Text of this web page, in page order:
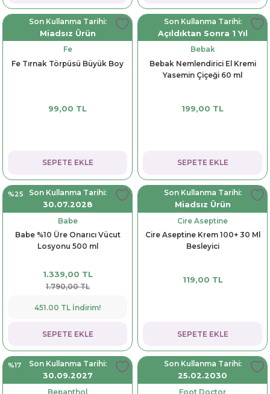
Son Kullanma Tarihi:
Miadsız Ürün
Fe
Fe Tırnak Törpüsü Büyük Boy
99,00 TL
SEPETE EKLE
Son Kullanma Tarihi:
Açıldıktan Sonra 1 Yıl
Bebak
Bebak Nemlendirici El Kremi
Yasemin Çiçeği 60 ml
199,00 TL
SEPETE EKLE
%25
Son Kullanma Tarihi:
30.07.2028
Babe
Babe %10 Üre Onarıcı Vücut
Losyonu 500 ml
1.339,00 TL
1.790,00 TL
451.00 TL İndirim!
SEPETE EKLE
Son Kullanma Tarihi:
Miadsız Ürün
Cire Aseptine
Cire Aseptine Krem 100+ 30 Ml
Besleyici
119,00 TL
SEPETE EKLE
%17
Son Kullanma Tarihi:
30.09.2027
Bepanthol
Son Kullanma Tarihi:
25.02.2030
Foot Doctor